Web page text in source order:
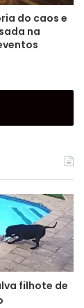
do caos e
na
filhote de